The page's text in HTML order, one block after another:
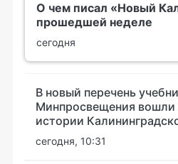
О чем писал «Новый
прошедшей неделе
сегодня
В новый перечень
Минпросвещения вошли
истории
сегодня, 10:31